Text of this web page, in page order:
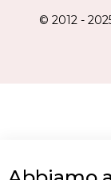
© 2012 -